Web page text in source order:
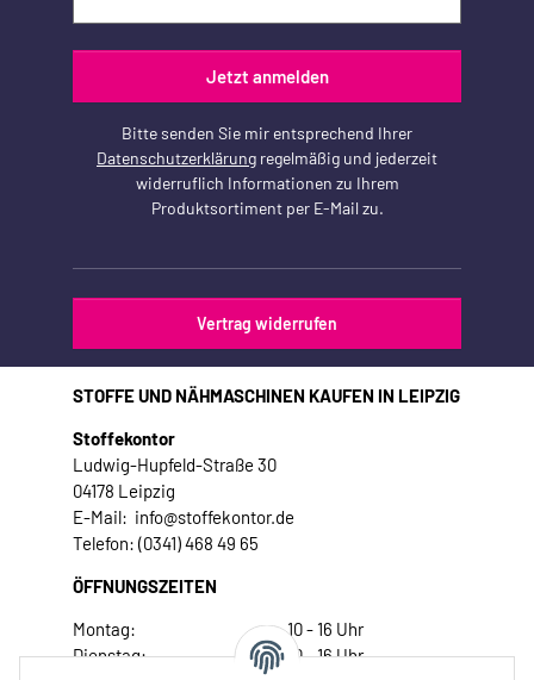
Jetzt anmelden
Bitte senden Sie mir entsprechend Ihrer
Datenschutzerklärung regelmäßig und jederzeit
widerruflich Informationen zu Ihrem
Produktsortiment per E-Mail zu.
Vertrag widerrufen
STOFFE UND NÄHMASCHINEN KAUFEN IN LEIPZIG
Stoffekontor
Ludwig-Hupfeld-Straße 30
04178 Leipzig
E-Mail: info@stoffekontor.de
Telefon: (0341) 468 49 65
ÖFFNUNGSZEITEN
Montag:
10 - 16 Uhr
Dienstag:
10 - 16 Uhr